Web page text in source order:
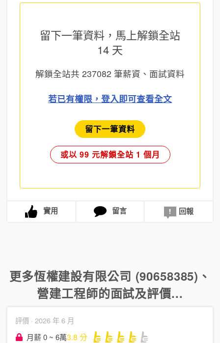
留下一筆資料，馬上解鎖全站
14 天
解鎖全站共 237082 筆薪資、面試資料
若已有權限，登入即可查看全文
留下一筆資料
或以 99 元解鎖全站 1 個月
實用 留言 回報
更多恆權建設有限公司 (90658385) 、
營建工程師的面試及評價...
評價 · 2026 年 6 月
月薪 0 ~ 6萬3.8 分